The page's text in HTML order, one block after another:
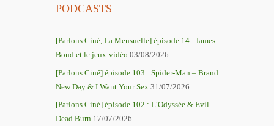
PODCASTS
[Parlons Ciné, La Mensuelle] épisode 14 : James
Bond et le jeux-vidéo 03/08/2026
[Parlons Ciné] épisode 103 : Spider-Man – Brand
New Day & I Want Your Sex 31/07/2026
[Parlons Ciné] épisode 102 : L’Odyssée & Evil
Dead Burn 17/07/2026